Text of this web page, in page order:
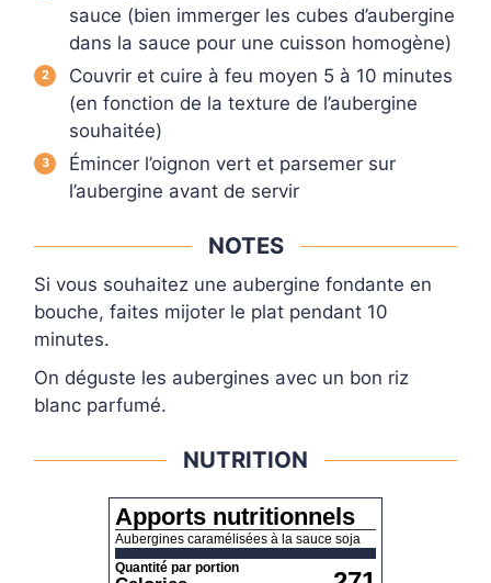
sauce (bien immerger les cubes d’aubergine
dans la sauce pour une cuisson homogène)
Couvrir et cuire à feu moyen 5 à 10 minutes
(en fonction de la texture de l’aubergine
souhaitée)
Émincer l’oignon vert et parsemer sur
l’aubergine avant de servir
NOTES
Si vous souhaitez une aubergine fondante en
bouche, faites mijoter le plat pendant 10
minutes.
On déguste les aubergines avec un bon riz
blanc parfumé.
NUTRITION
Apports nutritionnels
Aubergines caramélisées à la sauce soja
Quantité par portion